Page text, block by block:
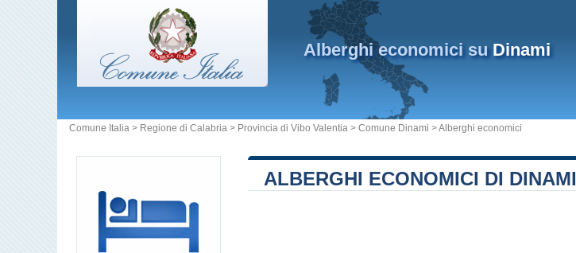
Alberghi economici suDinami
Comune Italia > Regione di Calabria > Provincia di Vibo Valentia > Comune Dinami > Alberghi economici
ALBERGHI ECONOMICI DI DINAMI